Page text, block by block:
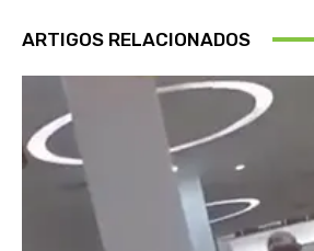
ARTIGOS RELACIONADOS